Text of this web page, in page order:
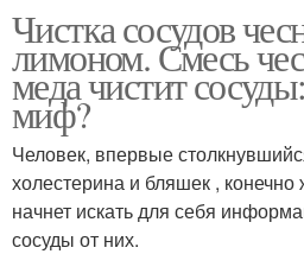
Чистка сосудов
лимоном. Смесь
меда чистит
миф?
Человек, впервые
холестерина и бляшек ,
начнет искать для себя
сосуды от них.